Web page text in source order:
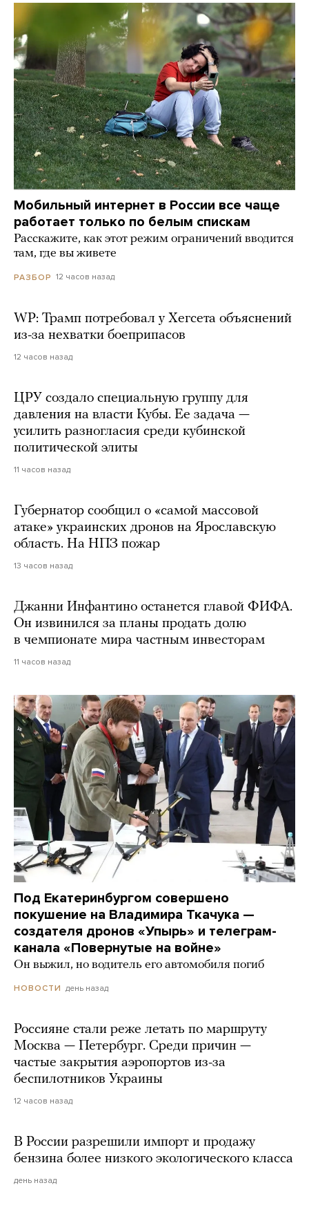
Мобильный интернет в России все чаще
работает только по белым спискам
Расскажите, как этот режим ограничений вводится
там, где вы живете
РАЗБОР 12 часов назад
WP: Трамп потребовал у Хегсета объяснений
из-за нехватки боеприпасов
12 часов назад
ЦРУ создало специальную группу для
давления на власти Кубы. Ее задача —
усилить разногласия среди кубинской
политической элиты
11 часов назад
Губернатор сообщил о «самой массовой
атаке» украинских дронов на Ярославскую
область. На НПЗ пожар
13 часов назад
Джанни Инфантино останется главой ФИФА.
Он извинился за планы продать долю
в чемпионате мира частным инвесторам
11 часов назад
Под Екатеринбургом совершено
покушение на Владимира Ткачука —
создателя дронов «Упырь» и телеграм-
канала «Повернутые на войне»
Он выжил, но водитель его автомобиля погиб
НОВОСТИ день назад
Россияне стали реже летать по маршруту
Москва — Петербург. Среди причин —
частые закрытия аэропортов из-за
беспилотников Украины
12 часов назад
В России разрешили импорт и продажу
бензина более низкого экологического класса
день назад